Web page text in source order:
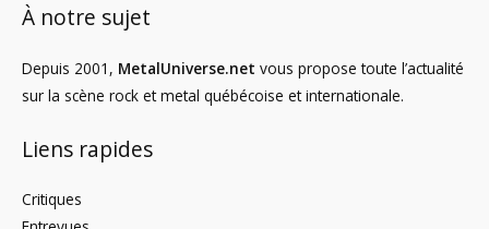
À notre sujet
Depuis 2001, MetalUniverse.net vous propose toute l’actualité
sur la scène rock et metal québécoise et internationale.
Liens rapides
Critiques